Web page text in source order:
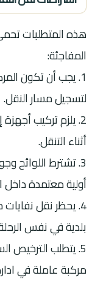
هذه المتطلبات
المفاجئة:
لتسجيل مسار النقل.
2. يلزم تركيب
أثناء التنقل.
3. تشترط
أولية معتمدة داخل
بلدية في نفس
5. يتطلب الترخيص
مركبة عاملة في